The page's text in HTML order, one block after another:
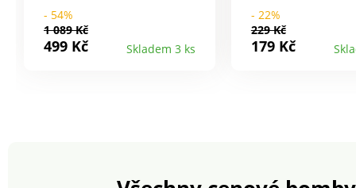
Košíčky ze 3 dílů. Horní
část košíčků a ramínka
vpředu z pružné krajky.
- 54%
1 089 Kč
499 Kč Skladem 3 ks
- 22%
229 Kč
179 Kč